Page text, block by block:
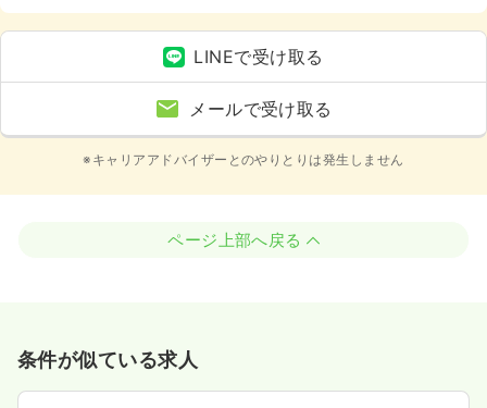
LINEで受け取る
メールで受け取る
※キャリアアドバイザーとのやりとりは発生しません
ページ上部へ戻る
条件が似ている求人